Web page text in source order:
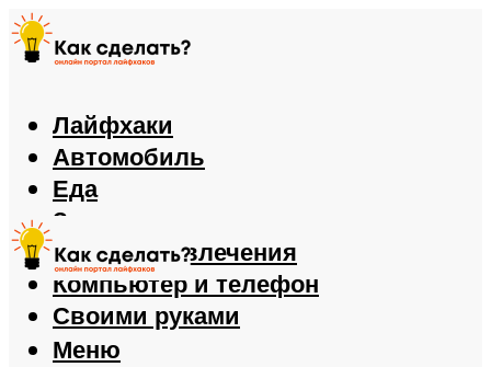
Лайфхаки
Автомобиль
Еда
Здоровье
Игры и развлечения
Компьютер и телефон
Своими руками
Меню